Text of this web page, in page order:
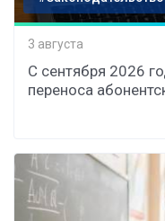
3 августа
С сентября 2026
переноса